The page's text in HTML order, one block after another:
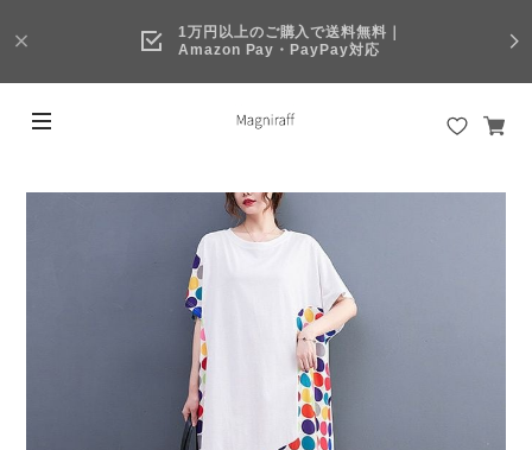
1万円以上のご購入で送料無料｜
Amazon Pay・PayPay対応